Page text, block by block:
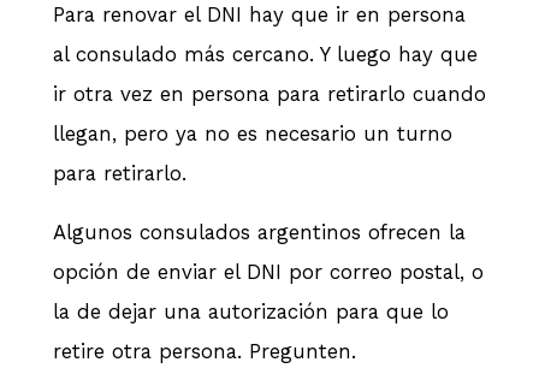
Para renovar el DNI hay que ir en persona
al consulado más cercano. Y luego hay que
ir otra vez en persona para retirarlo cuando
llegan, pero ya no es necesario un turno
para retirarlo.
Algunos consulados argentinos ofrecen la
opción de enviar el DNI por correo postal, o
la de dejar una autorización para que lo
retire otra persona. Pregunten.